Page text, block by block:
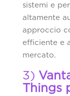
sistemi e
altamente
approccio
efficiente e
mercato.
3)
Things